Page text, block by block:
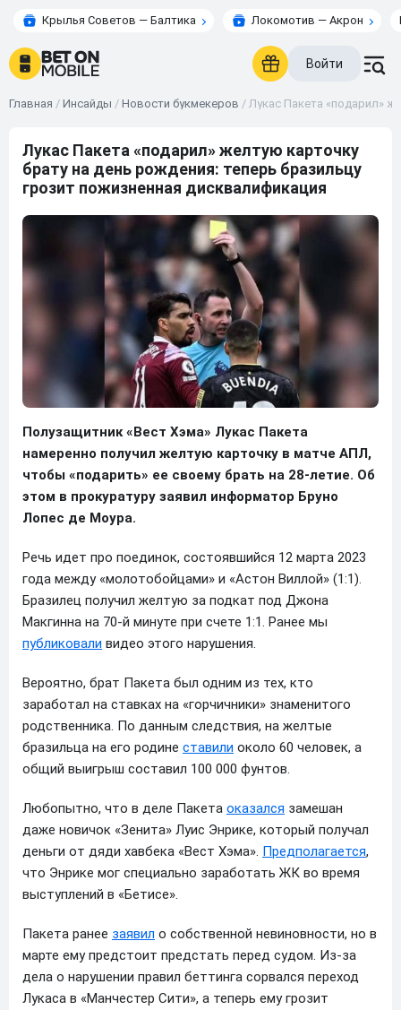
Крылья Советов — Балтика Локомотив — Акрон
Войти
Главная / Инсайды / Новости букмекеров / Лукас Пакета «подарил»
Лукас Пакета «подарил» желтую карточку
брату на день рождения: теперь бразильцу
грозит пожизненная дисквалификация
Полузащитник «Вест Хэма» Лукас Пакета
намеренно получил желтую карточку в матче АПЛ,
чтобы «подарить» ее своему брать на 28-летие. Об
этом в прокуратуру заявил информатор Бруно
Лопес де Моура.
Речь идет про поединок, состоявшийся 12 марта 2023
года между «молотобойцами» и «Астон Виллой» (1:1).
Бразилец получил желтую за подкат под Джона
Макгинна на 70-й минуте при счете 1:1. Ранее мы
публиковали видео этого нарушения.
Вероятно, брат Пакета был одним из тех, кто
заработал на ставках на «горчичники» знаменитого
родственника. По данным следствия, на желтые
бразильца на его родине ставили около 60 человек, а
общий выигрыш составил 100 000 фунтов.
Любопытно, что в деле Пакета оказался замешан
даже новичок «Зенита» Луис Энрике, который получал
деньги от дяди хавбека «Вест Хэма». Предполагается,
что Энрике мог специально заработать ЖК во время
выступлений в «Бетисе».
Пакета ранее заявил о собственной невиновности, но в
марте ему предстоит предстать перед судом. Из-за
дела о нарушении правил беттинга сорвался переход
Лукаса в «Манчестер Сити», а теперь ему грозит